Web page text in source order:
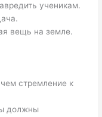
ученикам.
вещь на земле.
стремление к
должны